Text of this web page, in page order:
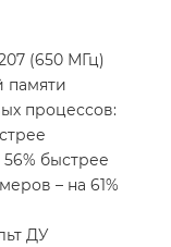
(650 МГц)
памяти
процессов:
56% быстрее
– на 61%
ДУ